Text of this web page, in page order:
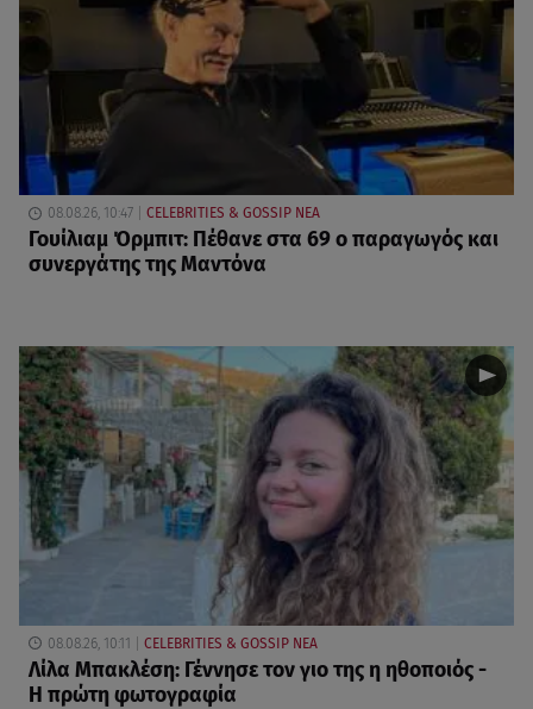
08.08.26, 10:47 CELEBRITIES & GOSSIP ΝΕΑ
Γουίλιαμ Όρμπιτ: Πέθανε στα 69 ο παραγωγός και
συνεργάτης της Μαντόνα
08.08.26, 10:11 CELEBRITIES & GOSSIP ΝΕΑ
Λίλα Μπακλέση: Γέννησε τον γιο της η ηθοποιός -
Η πρώτη φωτογραφία